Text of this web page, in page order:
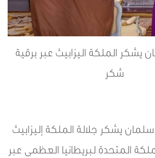
الملكة اليزابيث عبر برقية
شكر
يشكر جلالة الملكة إليزابيث
المتحدة لبريطانيا العظمى عبر